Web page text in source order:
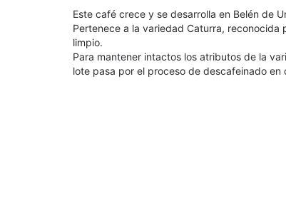
Este café crece y se desarrolla en Belén de
Pertenece a la variedad Caturra,
limpio.
Para mantener intactos los atributos de la
lote pasa por el proceso de descafeinado en